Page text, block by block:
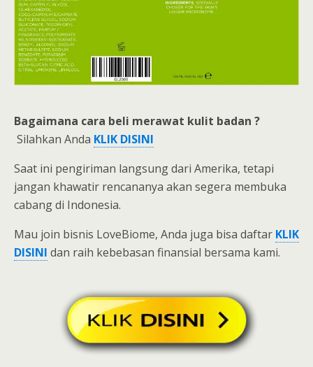
Bagaimana cara beli merawat kulit badan ?
Silahkan Anda KLIK DISINI
Saat ini pengiriman langsung dari Amerika, tetapi
jangan khawatir rencananya akan segera membuka
cabang di Indonesia.
Mau join bisnis LoveBiome, Anda juga bisa daftar KLIK
DISINI dan raih kebebasan finansial bersama kami.